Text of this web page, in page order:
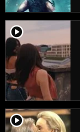
player2
player2